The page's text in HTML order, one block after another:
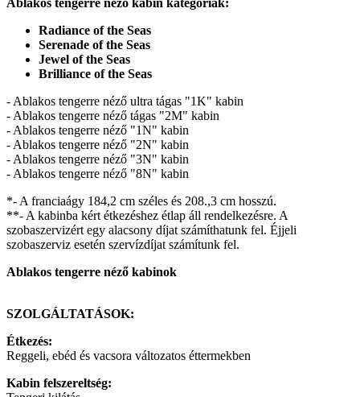
Ablakos tengerre néző kabin kategóriák:
Radiance of the Seas
Serenade of the Seas
Jewel of the Seas
Brilliance of the Seas
- Ablakos tengerre néző ultra tágas "1K" kabin
- Ablakos tengerre néző tágas "2M" kabin
- Ablakos tengerre néző "1N" kabin
- Ablakos tengerre néző "2N" kabin
- Ablakos tengerre néző "3N" kabin
- Ablakos tengerre néző "8N" kabin
*- A franciaágy 184,2 cm széles és 208.,3 cm hosszú.
**- A kabinba kért étkezéshez étlap áll rendelkezésre. A
szobaszervizért egy alacsony díjat számíthatunk fel. Éjjeli
szobaszerviz esetén szervízdíjat számítunk fel.
Ablakos tengerre néző kabinok
SZOLGÁLTATÁSOK:
Étkezés:
Reggeli, ebéd és vacsora változatos éttermekben
Kabin felszereltség: